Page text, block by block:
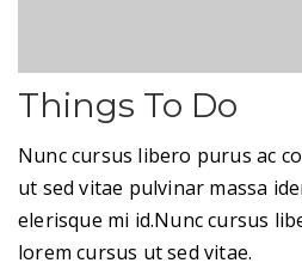
Things To Do
Nunc cursus libero purus ac
ut sed vitae pulvinar massa
elerisque mi id.Nunc cursus
lorem cursus ut sed vitae.